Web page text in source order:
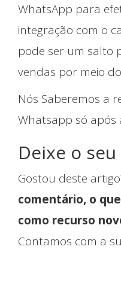
WhatsApp para
integração com o
pode ser um salto
vendas por meio
Nós Saberemos a
Whatsapp só após
Deixe o
Gostou deste
comentário, o
como recurso
Contamos com a